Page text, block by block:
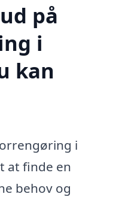
på
i
kan
i
at finde en
behov og